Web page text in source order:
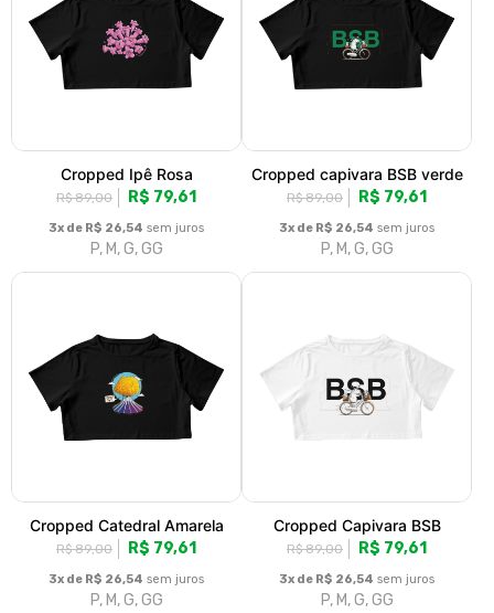
Cropped Ipê Rosa
R$ 89,00 R$ 79,61
3x de R$ 26,54 sem juros
P, M, G, GG
Cropped capivara BSB verde
R$ 89,00 R$ 79,61
3x de R$ 26,54 sem juros
P, M, G, GG
Cropped Catedral Amarela
R$ 89,00 R$ 79,61
3x de R$ 26,54 sem juros
P, M, G, GG
Cropped Capivara BSB
R$ 89,00 R$ 79,61
3x de R$ 26,54 sem juros
P, M, G, GG